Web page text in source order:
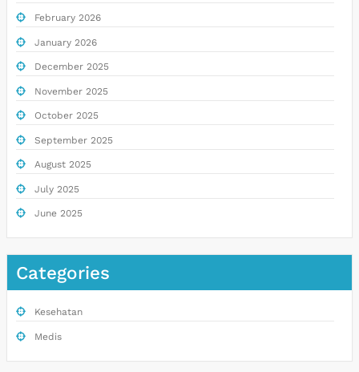
February 2026
January 2026
December 2025
November 2025
October 2025
September 2025
August 2025
July 2025
June 2025
Categories
Kesehatan
Medis